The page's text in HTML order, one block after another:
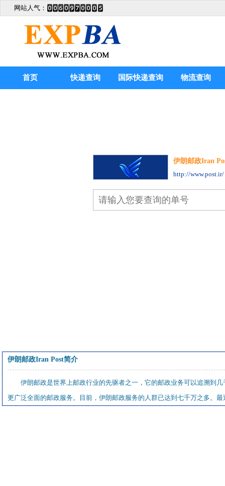
网站人气：
首页 快递查询 国际快递查询 物流查询
伊朗邮政Iran
http://www.post.ir/
伊朗邮政Iran Post简介
伊朗邮政是世界上邮政行业的先驱者之一，它的邮政业务可以追溯到
更广泛全面的邮政服务。目前，伊朗邮政服务的人群已达到七千万之多。